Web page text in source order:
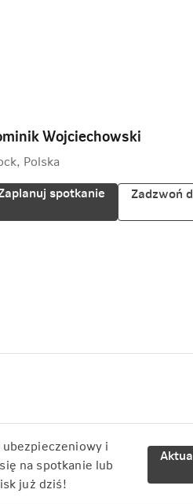
Wojciechowski
Polska
spotkanie
Zadzwoń
i
na spotkanie lub
już dziś!